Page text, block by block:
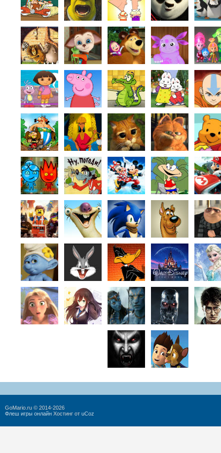
GoMario.ru © 2014-2026
Флеш игры онлайн Хостинг от uCoz